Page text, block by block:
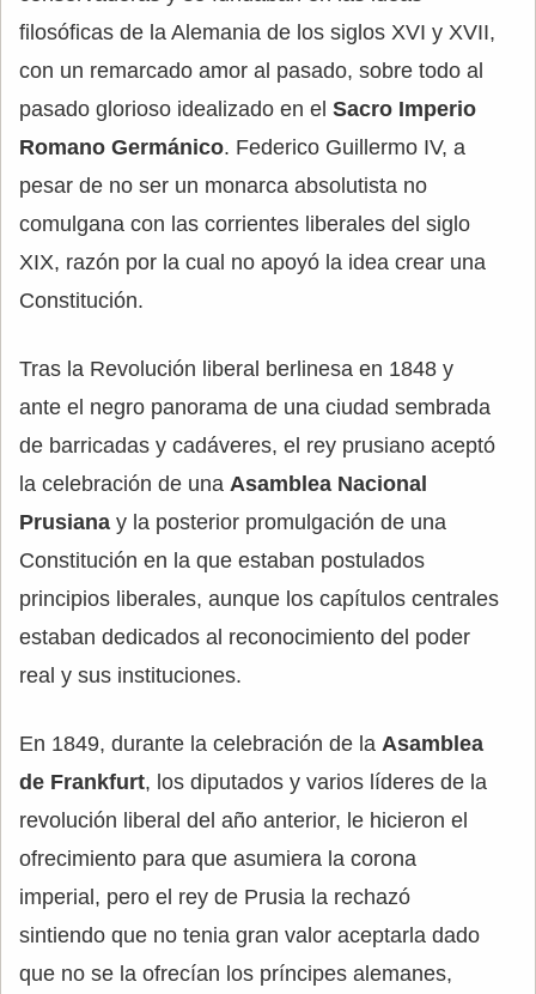
filosóficas de la Alemania de los siglos XVI y XVII,
con un remarcado amor al pasado, sobre todo al
pasado glorioso idealizado en el Sacro Imperio
Romano Germánico. Federico Guillermo IV, a
pesar de no ser un monarca absolutista no
comulgana con las corrientes liberales del siglo
XIX, razón por la cual no apoyó la idea crear una
Constitución.
Tras la Revolución liberal berlinesa en 1848 y
ante el negro panorama de una ciudad sembrada
de barricadas y cadáveres, el rey prusiano aceptó
la celebración de una Asamblea Nacional
Prusiana y la posterior promulgación de una
Constitución en la que estaban postulados
principios liberales, aunque los capítulos centrales
estaban dedicados al reconocimiento del poder
real y sus instituciones.
En 1849, durante la celebración de la Asamblea
de Frankfurt, los diputados y varios líderes de la
revolución liberal del año anterior, le hicieron el
ofrecimiento para que asumiera la corona
imperial, pero el rey de Prusia la rechazó
sintiendo que no tenia gran valor aceptarla dado
que no se la ofrecían los príncipes alemanes,